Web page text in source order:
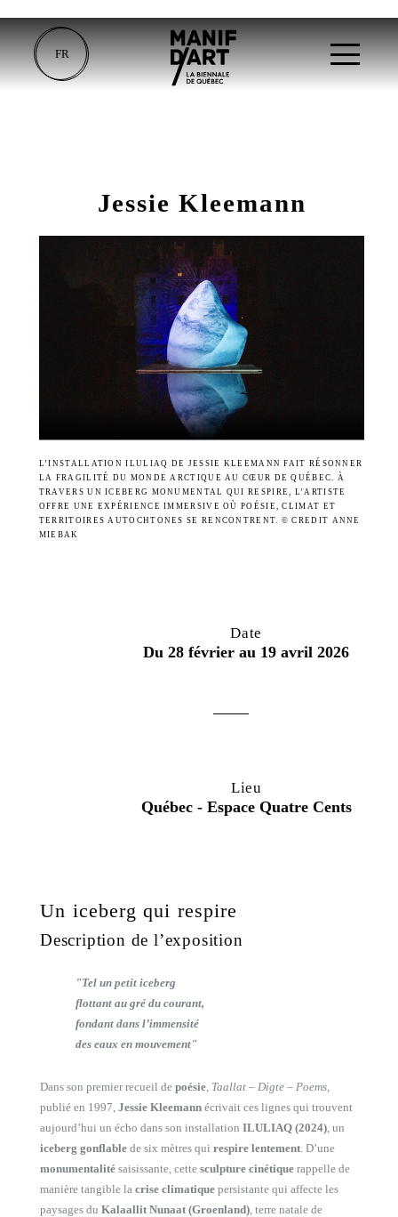
FR
Jessie Kleemann
L’INSTALLATION ILULIAQ DE JESSIE KLEEMANN FAIT RÉSONNER
LA FRAGILITÉ DU MONDE ARCTIQUE AU CŒUR DE QUÉBEC. À
TRAVERS UN ICEBERG MONUMENTAL QUI RESPIRE, L’ARTISTE
OFFRE UNE EXPÉRIENCE IMMERSIVE OÙ POÉSIE, CLIMAT ET
TERRITOIRES AUTOCHTONES SE RENCONTRENT. © CREDIT ANNE
MIEBAK
Date
Du 28 février au 19 avril 2026
Lieu
Québec - Espace Quatre Cents
Un iceberg qui respire
Description de l’exposition
"Tel un petit iceberg
flottant au gré du courant,
fondant dans l’immensité
des eaux en mouvement"
Dans son premier recueil de poésie Taallat – Digte – Poems
publié en 1997, Jessie Kleemann écrivait ces lignes qui trouvent
aujourd’hui un écho dans son installation ILULIAQ (2024) , un
iceberg gonflable de six mètres qui respire lentement . D’une
monumentalité saisissante, cette sculpture cinétique rappelle de
manière tangible la crise climatique persistante qui affecte les
paysages du Kalaallit Nunaat (Groenland) , terre natale de